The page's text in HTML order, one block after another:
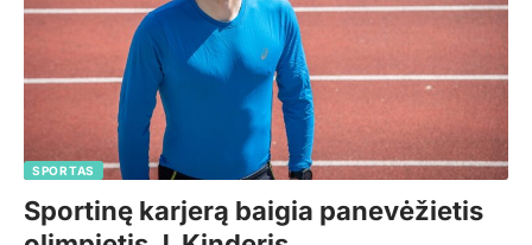
SPORTAS
Sportinę karjerą baigia panevėžietis